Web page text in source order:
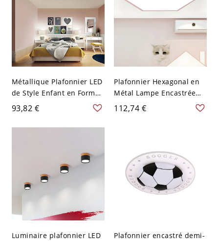
Métallique Plafonnier LED
de Style Enfant en Forme
de Nuage Blanc Luminaire
Affleurant pour Chambre
- 110 V-120 V Blanc 54,61
93,82 €
Plafonnier Hexagonal en
Métal Lampe Encastrée
LED Style Cartoon pour
Chambre d'Enfant - 110 V-
112,74 €
Luminaire plafonnier LED
Plafonnier encastré demi-